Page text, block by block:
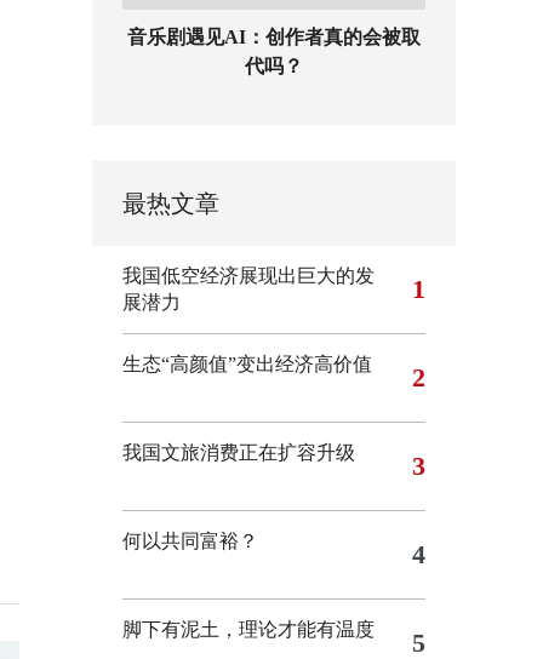
音乐剧遇见AI：创作者真的会被取
代吗？
最热文章
我国低空经济展现出巨大的发
展潜力
1
生态“高颜值”变出经济高价值 2
我国文旅消费正在扩容升级 3
何以共同富裕？ 4
脚下有泥土，理论才能有温度 5